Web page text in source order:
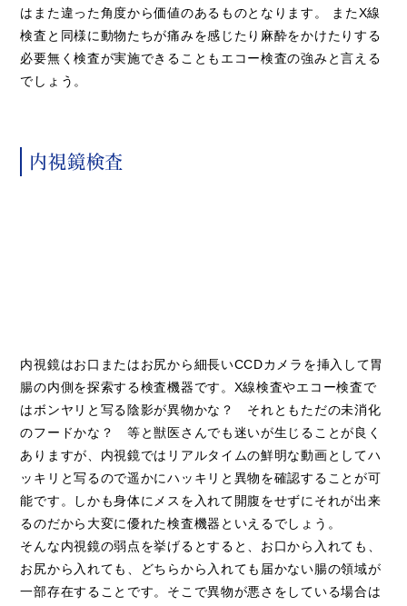
はまた違った角度から価値のあるものとなります。 またX線
検査と同様に動物たちが痛みを感じたり麻酔をかけたりする
必要無く検査が実施できることもエコー検査の強みと言える
でしょう。
内視鏡検査
内視鏡はお口またはお尻から細長いCCDカメラを挿入して胃
腸の内側を探索する検査機器です。X線検査やエコー検査で
はボンヤリと写る陰影が異物かな？ それともただの未消化
のフードかな？ 等と獣医さんでも迷いが生じることが良く
ありますが、内視鏡ではリアルタイムの鮮明な動画としてハ
ッキリと写るので遥かにハッキリと異物を確認することが可
能です。しかも身体にメスを入れて開腹をせずにそれが出来
るのだから大変に優れた検査機器といえるでしょう。
そんな内視鏡の弱点を挙げるとすると、お口から入れても、
お尻から入れても、どちらから入れても届かない腸の領域が
一部存在することです。そこで異物が悪さをしている場合は